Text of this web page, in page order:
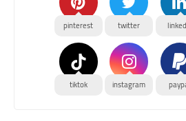
twitter
pinterest
instagram
tiktok